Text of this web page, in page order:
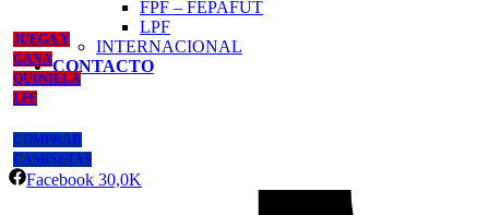
FPF – FEPAFUT
LPF
INTERNACIONAL
CONTACTO
JUEGA Y
GANA
QUINIELA
LPF
COMPRAR
CAMISETAS
Facebook 30,0K